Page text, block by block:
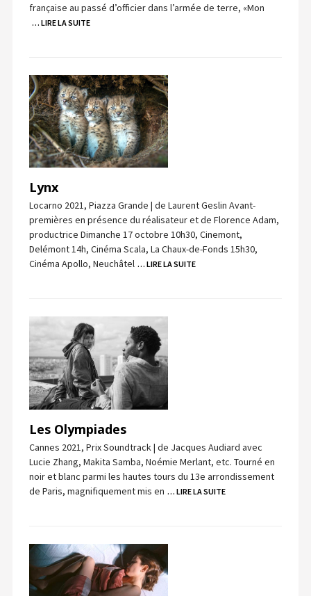
française au passé d’officier dans l’armée de terre, «Mon
… LIRE LA SUITE
Lynx
Locarno 2021, Piazza Grande | de Laurent Geslin Avant-
premières en présence du réalisateur et de Florence Adam,
productrice Dimanche 17 octobre 10h30, Cinemont,
Delémont 14h, Cinéma Scala, La Chaux-de-Fonds 15h30,
Cinéma Apollo, Neuchâtel … LIRE LA SUITE
Les Olympiades
Cannes 2021, Prix Soundtrack | de Jacques Audiard avec
Lucie Zhang, Makita Samba, Noémie Merlant, etc. Tourné en
noir et blanc parmi les hautes tours du 13e arrondissement
de Paris, magnifiquement mis en … LIRE LA SUITE